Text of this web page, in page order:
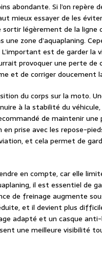
abondante. Si l’on repère
mieux essayer de les
légèrement de la ligne
zone d’aquaplaning.
est de garder la
provoquer une perte de
et de corriger doucement
du corps sur la moto.
à la stabilité du
de maintenir une
prise avec les repose-
et cela permet de
en compte, car elle
il est essentiel de
de freinage augmente
et il devient plus
adapté et un casque
une meilleure visibilité